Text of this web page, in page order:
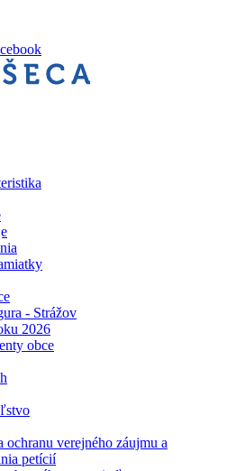
- Strážov
2026
obce
ochranu verejného záujmu a
petícií